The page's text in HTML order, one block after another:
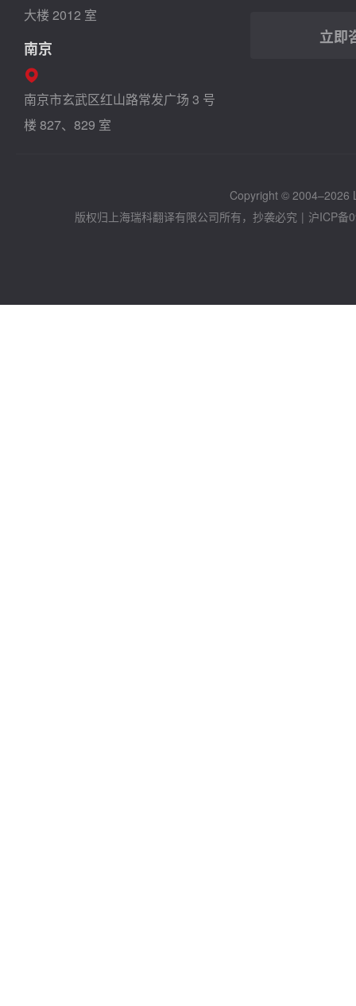
立即
大楼 2012 室
南京
南京市玄武区红山路常发广场 3 号
楼 827、829 室
Copyright © 2004–2026
版权归上海瑞科翻译有限公司所有，抄袭必究 | 沪ICP备